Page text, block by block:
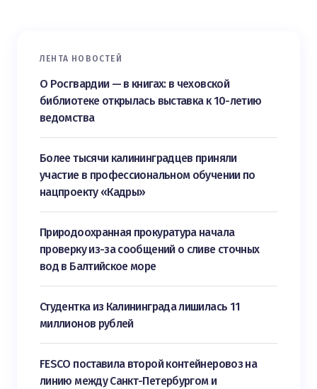
ЛЕНТА НОВОСТЕЙ
О Росгвардии — в книгах: в чеховской
библиотеке открылась выставка к 10-летию
ведомства
Более тысячи калининградцев приняли
участие в профессиональном обучении по
нацпроекту «Кадры»
Природоохранная прокуратура начала
проверку из-за сообщений о сливе сточных
вод в Балтийское море
Студентка из Калининграда лишилась 11
миллионов рублей
FESCO поставила второй контейнеровоз на
линию между Санкт-Петербургом и